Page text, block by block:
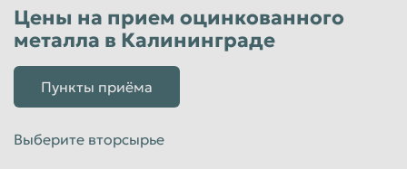
Цены на прием оцинкованного
металла в Калининграде
Пункты приёма
Выберите вторсырье